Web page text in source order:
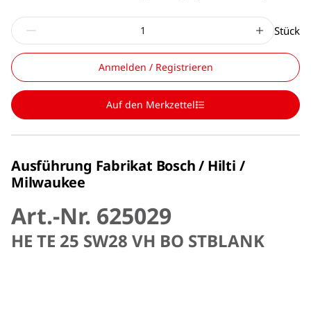
Stück
Anmelden / Registrieren
Auf den Merkzettel
Ausführung Fabrikat Bosch / Hilti /
Milwaukee
Art.-Nr. 625029
HE TE 25 SW28 VH BO STBLANK